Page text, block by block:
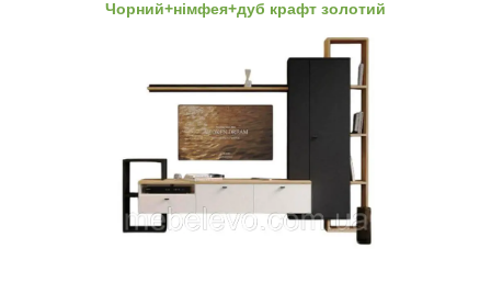
Чорний+німфея+дуб крафт золотий